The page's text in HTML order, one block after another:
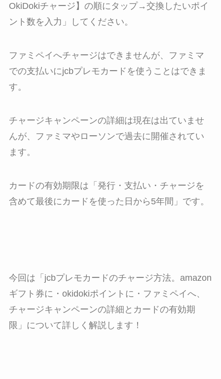
OkiDokiチャージ】の順にタップ→交換したいポイ
ント数を入力」してください。
ファミペイへチャージはできませんが、ファミマ
での支払いにjcbプレモカードを使うことはできま
す。
チャージキャンペーンの詳細は現在は出ていませ
んが、ファミマやローソンで過去に開催されてい
ます。
カードの有効期限は「発行・支払い・チャージを
含めて最後にカードを使った日から5年間」です。
今回は「jcbプレモカードのチャージ方法。amazon
ギフト券に・okidokiポイントに・ファミペイへ、
チャージキャンペーンの詳細とカードの有効期
限」について詳しく解説します！